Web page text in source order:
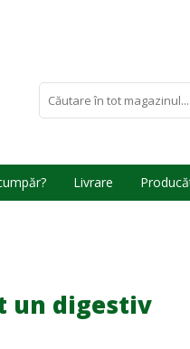
Livrare
un digestiv